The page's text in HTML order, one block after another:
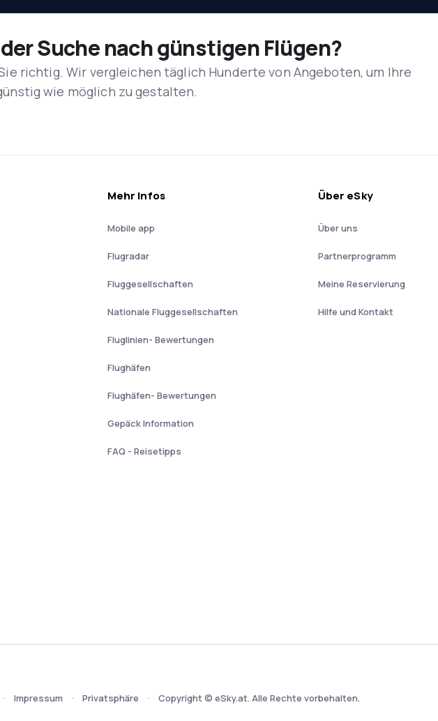
Suche nach günstigen Flügen?
richtig. Wir vergleichen täglich Hunderte von Angeboten, um Ihre
wie möglich zu gestalten.
Mehr Infos
Mobile app
Flugradar
Fluggesellschaften
Nationale Fluggesellschaften
Fluglinien- Bewertungen
Flughäfen
Flughäfen- Bewertungen
Gepäck Information
FAQ - Reisetipps
Über eSky
Über uns
Partnerprogramm
Meine Reservierung
Hilfe und Kontakt
Impressum Privatsphäre Copyright © eSky.at. Alle Rechte vorbehalten.